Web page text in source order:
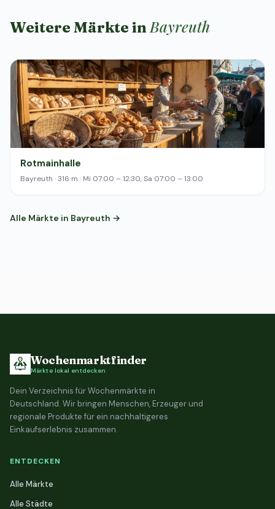
Weitere Märkte inBayreuth
Rotmainhalle
Bayreuth · 316 m · Mi 07:00 – 12:30, Sa 07:00 – 13:00
Alle Märkte in Bayreuth →
Wochenmarktfinder
Märkte lokal entdecken
Dein Verzeichnis für Wochenmärkte in
Deutschland. Wir bringen Menschen, Erzeuger und
regionale Produkte für ein nachhaltigeres
Einkaufserlebnis zusammen.
ENTDECKEN
Alle Märkte
Alle Städte